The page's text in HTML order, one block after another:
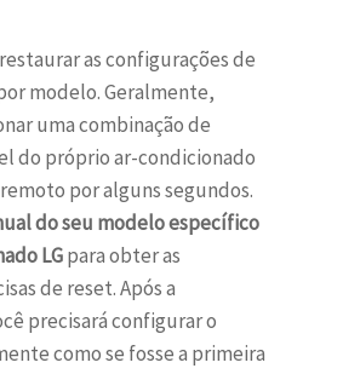
as configurações de
modelo. Geralmente,
uma combinação de
do próprio ar-condicionado
por alguns segundos.
do seu modelo específico
LGpara obter as
de reset. Após a
precisará configurar o
como se fosse a primeira